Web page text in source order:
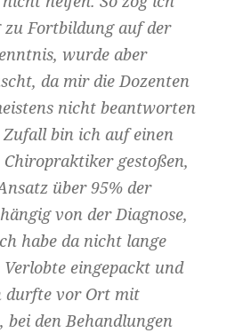
Fortbildung auf der
wurde aber
da mir die Dozenten
nicht beantworten
bin ich auf einen
gestoßen,
über 95% der
von der Diagnose,
habe da nicht lange
eingepackt und
durfte vor Ort mit
bei den Behandlungen